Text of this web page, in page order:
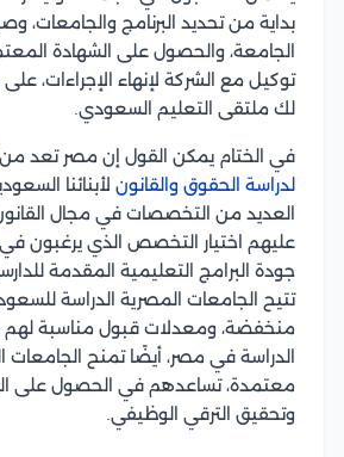
بداية من تحديد البرنامج والجامعات،
الجامعة، والحصول على الشهادة
توكيل مع الشركة لإنهاء الإجراءات،
لك ملتقى التعليم السعودي.
في الختام يمكن القول إن مصر تعد من
لدراسة الحقوق والقانون لأبنائنا
العديد من التخصصات في مجال
عليهم اختيار التخصص الذي يرغبون في
جودة البرامج التعليمية المقدمة
تتيح الجامعات المصرية الدراسة
منخفضة، ومعدلات قبول مناسبة
الدراسة في مصر، أيضًا تمنح الجامعات
معتمدة، تساعدهم في الحصول على
وتحقيق الترقي الوظيفي.